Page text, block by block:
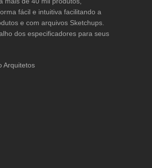
fácil e intuitiva facilitando a
e com arquivos Sketchups.
dos especificadores para seus
Arquitetos